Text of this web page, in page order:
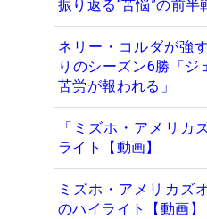
振り返る“苦悩”の前半
ネリー・コルダが強
りのシーズン6勝「ジ
苦労が報われる」
「ミズホ・アメリカ
ライト【動画】
ミズホ・アメリカ
のハイライト【動画】